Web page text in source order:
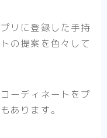
リに登録した手持
の提案を色々して
ーディネートをプ
あります。